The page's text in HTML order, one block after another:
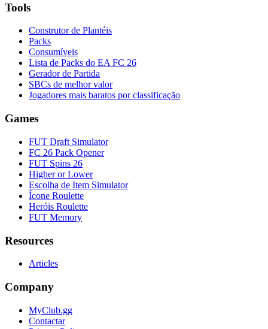
Tools
Construtor de Plantéis
Packs
Consumíveis
Lista de Packs do EA FC 26
Gerador de Partida
SBCs de melhor valor
Jogadores mais baratos por classificação
Games
FUT Draft Simulator
FC 26 Pack Opener
FUT Spins 26
Higher or Lower
Escolha de Item Simulator
Ícone Roulette
Heróis Roulette
FUT Memory
Resources
Articles
Company
MyClub.gg
Contactar